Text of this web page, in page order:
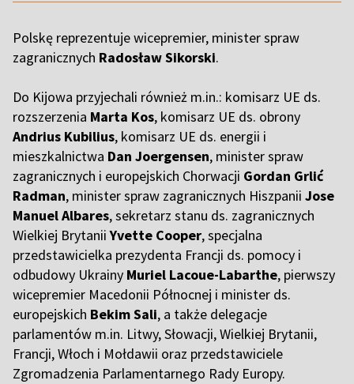
Polskę reprezentuje wicepremier, minister spraw
zagranicznych Radosław Sikorski.
Do Kijowa przyjechali również m.in.: komisarz UE ds.
rozszerzenia Marta Kos, komisarz UE ds. obrony
Andrius Kubilius, komisarz UE ds. energii i
mieszkalnictwa Dan Joergensen, minister spraw
zagranicznych i europejskich Chorwacji Gordan Grlić
Radman, minister spraw zagranicznych Hiszpanii Jose
Manuel Albares, sekretarz stanu ds. zagranicznych
Wielkiej BrytaniiYvette Cooper, specjalna
przedstawicielka prezydenta Francji ds. pomocy i
odbudowy Ukrainy Muriel Lacoue-Labarthe, pierwszy
wicepremier Macedonii Północnej i minister ds.
europejskich Bekim Sali, a także delegacje
parlamentów m.in. Litwy, Słowacji, Wielkiej Brytanii,
Francji, Włoch i Mołdawii oraz przedstawiciele
Zgromadzenia Parlamentarnego Rady Europy.